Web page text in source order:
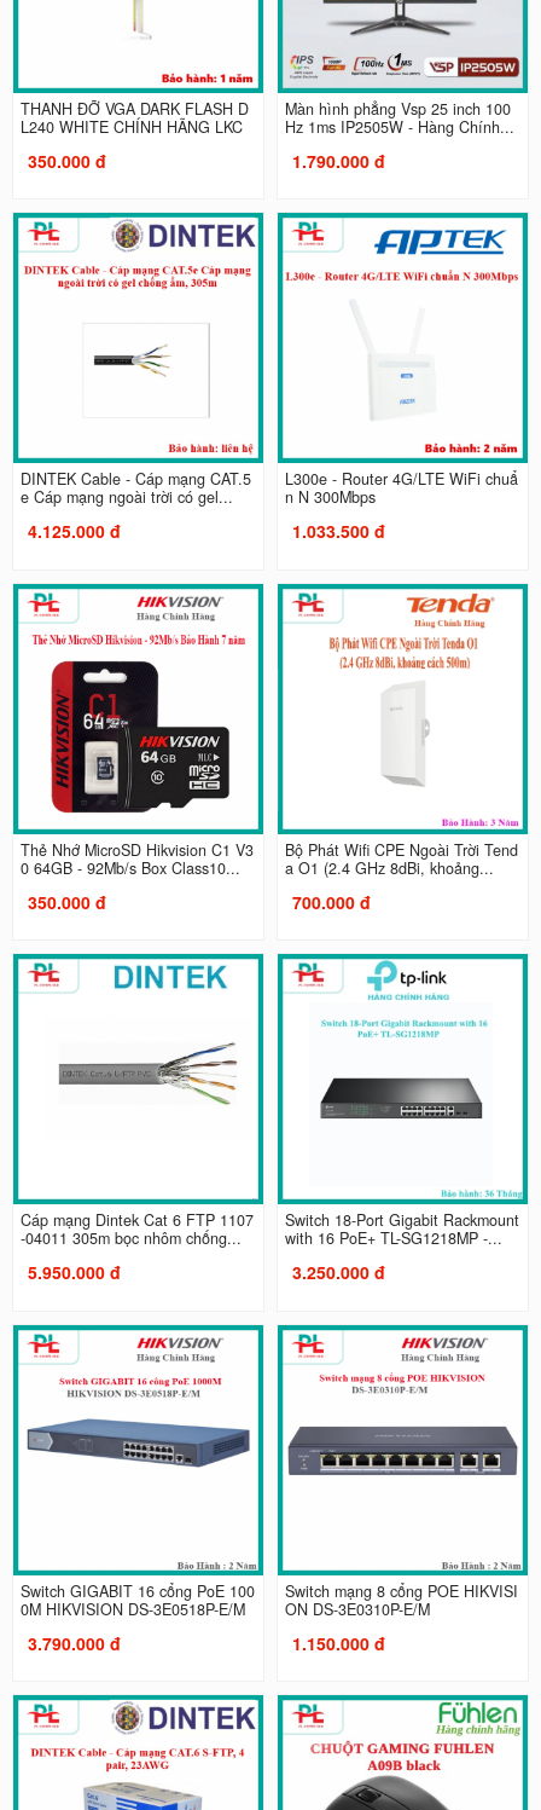
THANH ĐỠ VGA DARK FLASH D
L240 WHITE CHÍNH HÃNG LKC
350.000 đ
Màn hình phẳng Vsp 25 inch 100
Hz 1ms IP2505W - Hàng Chính...
1.790.000 đ
DINTEK Cable - Cáp mạng CAT.5
e Cáp mạng ngoài trời có gel...
4.125.000 đ
L300e - Router 4G/LTE WiFi chuẩ
n N 300Mbps
1.033.500 đ
Thẻ Nhớ MicroSD Hikvision C1 V3
0 64GB - 92Mb/s Box Class10...
350.000 đ
Bộ Phát Wifi CPE Ngoài Trời Tend
a O1 (2.4 GHz 8dBi, khoảng...
700.000 đ
Cáp mạng Dintek Cat 6 FTP 1107
-04011 305m bọc nhôm chống...
5.950.000 đ
Switch 18-Port Gigabit Rackmount
with 16 PoE+ TL-SG1218MP -...
3.250.000 đ
Switch GIGABIT 16 cổng PoE 100
0M HIKVISION DS-3E0518P-E/M
3.790.000 đ
Switch mạng 8 cổng POE HIKVISI
ON DS-3E0310P-E/M
1.150.000 đ